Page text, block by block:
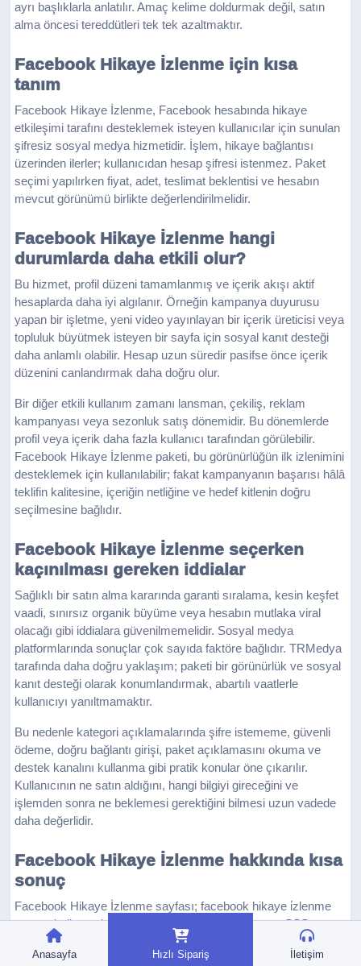
ayrı başlıklarla anlatılır. Amaç kelime doldurmak değil, satın
alma öncesi tereddütleri tek tek azaltmaktır.
Facebook Hikaye İzlenme için kısa
tanım
Facebook Hikaye İzlenme, Facebook hesabında hikaye
etkileşimi tarafını desteklemek isteyen kullanıcılar için sunulan
şifresiz sosyal medya hizmetidir. İşlem, hikaye bağlantısı
üzerinden ilerler; kullanıcıdan hesap şifresi istenmez. Paket
seçimi yapılırken fiyat, adet, teslimat beklentisi ve hesabın
mevcut görünümü birlikte değerlendirilmelidir.
Facebook Hikaye İzlenme hangi
durumlarda daha etkili olur?
Bu hizmet, profil düzeni tamamlanmış ve içerik akışı aktif
hesaplarda daha iyi algılanır. Örneğin kampanya duyurusu
yapan bir işletme, yeni video yayınlayan bir içerik üreticisi veya
topluluk büyütmek isteyen bir sayfa için sosyal kanıt desteği
daha anlamlı olabilir. Hesap uzun süredir pasifse önce içerik
düzenini canlandırmak daha doğru olur.
Bir diğer etkili kullanım zamanı lansman, çekiliş, reklam
kampanyası veya sezonluk satış dönemidir. Bu dönemlerde
profil veya içerik daha fazla kullanıcı tarafından görülebilir.
Facebook Hikaye İzlenme paketi, bu görünürlüğün ilk izlenimini
desteklemek için kullanılabilir; fakat kampanyanın başarısı hâlâ
teklifin kalitesine, içeriğin netliğine ve hedef kitlenin doğru
seçilmesine bağlıdır.
Facebook Hikaye İzlenme seçerken
kaçınılması gereken iddialar
Sağlıklı bir satın alma kararında garanti sıralama, kesin keşfet
vaadi, sınırsız organik büyüme veya hesabın mutlaka viral
olacağı gibi iddialara güvenilmemelidir. Sosyal medya
platformlarında sonuçlar çok sayıda faktöre bağlıdır. TRMedya
tarafında daha doğru yaklaşım; paketi bir görünürlük ve sosyal
kanıt desteği olarak konumlandırmak, abartılı vaatlerle
kullanıcıyı yanıltmamaktır.
Bu nedenle kategori açıklamalarında şifre istememe, güvenli
ödeme, doğru bağlantı girişi, paket açıklamasını okuma ve
destek kanalını kullanma gibi pratik konular öne çıkarılır.
Kullanıcının ne satın aldığını, hangi bilgiyi gireceğini ve
işlemden sonra ne beklemesi gerektiğini bilmesi uzun vadede
daha değerlidir.
Facebook Hikaye İzlenme hakkında kısa
sonuç
Facebook Hikaye İzlenme sayfası; facebook hikaye i̇zlenme
arayan kullanıcı için fiyat, paket, güvenlik, süreç ve SSS
bilgisini tek yerde toplar. En doğru karar için önce hesabınızın
amacını belirleyin, ardından bütçenize ve profil seviyenize
Anasayfa Hızlı Sipariş İletişim